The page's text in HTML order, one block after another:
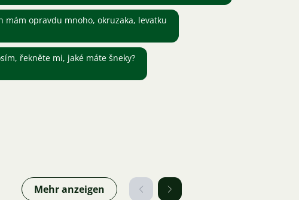
mám opravdu mnoho, okruzaka, levatku
řekněte mi, jaké máte šneky?
Mehr anzeigen